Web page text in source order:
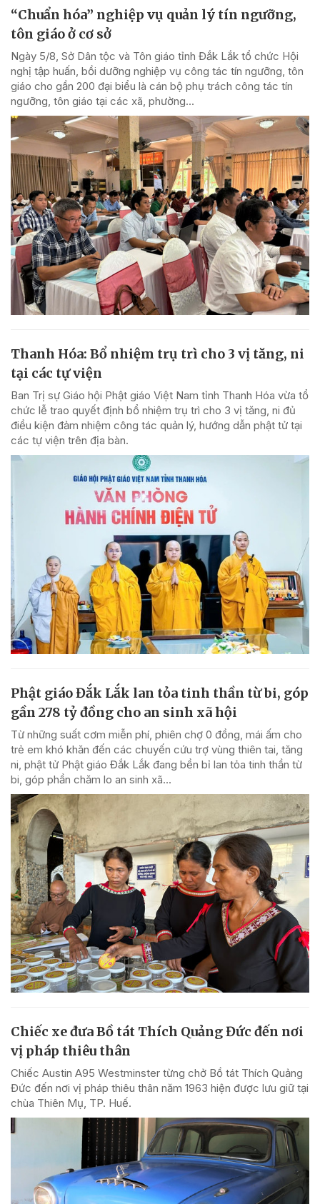
“Chuẩn hóa” nghiệp vụ quản lý tín ngưỡng,
tôn giáo ở cơ sở
Ngày 5/8, Sở Dân tộc và Tôn giáo tỉnh Đắk Lắk tổ chức Hội
nghị tập huấn, bồi dưỡng nghiệp vụ công tác tín ngưỡng, tôn
giáo cho gần 200 đại biểu là cán bộ phụ trách công tác tín
ngưỡng, tôn giáo tại các xã, phường...
Thanh Hóa: Bổ nhiệm trụ trì cho 3 vị tăng, ni
tại các tự viện
Ban Trị sự Giáo hội Phật giáo Việt Nam tỉnh Thanh Hóa vừa tổ
chức lễ trao quyết định bổ nhiệm trụ trì cho 3 vị tăng, ni đủ
điều kiện đảm nhiệm công tác quản lý, hướng dẫn phật tử tại
các tự viện trên địa bàn.
Phật giáo Đắk Lắk lan tỏa tinh thần từ bi, góp
gần 278 tỷ đồng cho an sinh xã hội
Từ những suất cơm miễn phí, phiên chợ 0 đồng, mái ấm cho
trẻ em khó khăn đến các chuyến cứu trợ vùng thiên tai, tăng
ni, phật tử Phật giáo Đắk Lắk đang bền bỉ lan tỏa tinh thần từ
bi, góp phần chăm lo an sinh xã...
Chiếc xe đưa Bồ tát Thích Quảng Đức đến nơi
vị pháp thiêu thân
Chiếc Austin A95 Westminster từng chở Bồ tát Thích Quảng
Đức đến nơi vị pháp thiêu thân năm 1963 hiện được lưu giữ tại
chùa Thiên Mụ, TP. Huế.